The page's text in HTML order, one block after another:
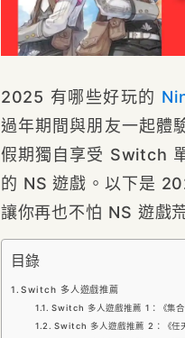
2025 有哪些好玩的
過年期間與朋友一起體
假期獨自享受 Switch
的 NS 遊戲。以下是
讓你再也不怕 NS 遊戲
目錄
Switch 多人遊戲推薦
Switch 多人遊戲推薦 1：《集合
Switch 多人遊戲推薦 2：《任